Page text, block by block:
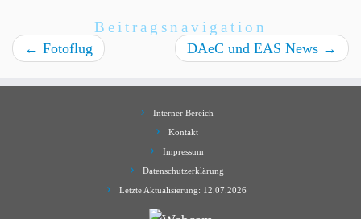
Beitragsnavigation
← Fotoflug DAeC und EAS News →
Interner Bereich
Kontakt
Impressum
Datenschutzerklärung
Letzte Aktualisierung: 12.07.2026